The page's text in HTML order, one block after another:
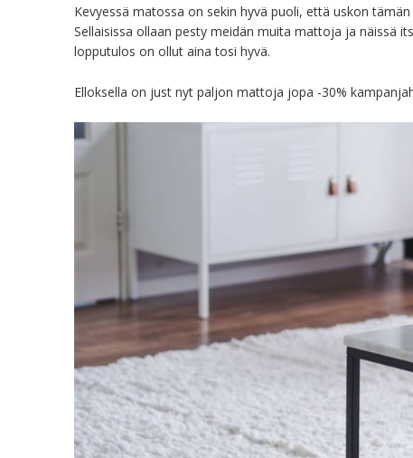
Kevyessä matossa on sekin hyvä puoli, että uskon
Sellaisissa ollaan pesty meidän muita mattoja ja näissä
lopputulos on ollut aina tosi hyvä.
Elloksella on just nyt paljon mattoja jopa -30%